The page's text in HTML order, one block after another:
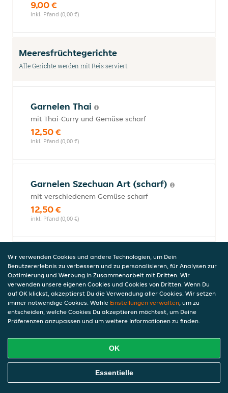
9,00 €
inkl. Pfand (0,00 €)
Meeresfrüchtegerichte
Alle Gerichte werden mit Reis serviert.
Garnelen Thai
mit Thai-Curry und Gemüse scharf
12,50 €
inkl. Pfand (0,00 €)
Garnelen Szechuan Art (scharf)
mit verschiedenem Gemüse scharf
12,50 €
inkl. Pfand (0,00 €)
Gebackene Garnelen
mit Gemüse und Süß-Sauer-Sauce
12,50 €
inkl. Pfand (0,00 €)
Garnelen Bombay
Mit Curry und Gemüse (scharf)
12,50 €
Online Essen Bestellen
Wir verwenden Cookies und andere Technologien, um Dein
Benutzererlebnis zu verbessern und zu personalisieren, für Analysen zur
Optimierung und Werbung in Zusammenarbeit mit Dritten. Wir
verwenden unsere eigenen Cookies und Cookies von Dritten. Wenn Du
auf OK klickst, akzeptierst Du die Verwendung aller Cookies. Wir setzen
immer notwendige Cookies. Wähle Einstellungen verwalten, um zu
entscheiden, welche Cookies Du akzeptieren möchtest, um Deine
Präferenzen anzupassen und um weitere Informationen zu finden.
OK
Essentielle